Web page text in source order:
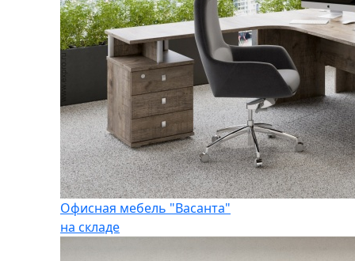
Офисная мебель "Васанта"
на складе